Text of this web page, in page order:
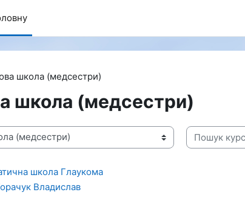
школа (медсестри)
школа (медсестри)
Пошук курсів
школа Глаукома
Владислав